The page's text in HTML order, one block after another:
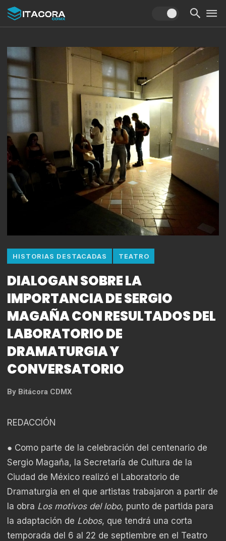
HISTORIAS DESTACADAS TEATRO
DIALOGAN SOBRE LA
IMPORTANCIA DE SERGIO
MAGAÑA CON RESULTADOS DEL
LABORATORIO DE
DRAMATURGIA Y
CONVERSATORIO
By Bitácora CDMX
REDACCIÓN
● Como parte de la celebración del centenario de
Sergio Magaña, la Secretaría de Cultura de la
Ciudad de México realizó el Laboratorio de
Dramaturgia en el que artistas trabajaron a partir de
la obra Los motivos del lobo, punto de partida para
la adaptación de Lobos, que tendrá una corta
temporada del 6 al 22 de septiembre en el Teatro